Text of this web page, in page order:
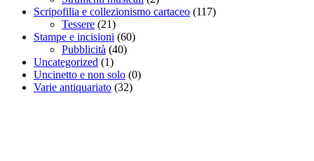
Scripofilia e collezionismo cartaceo (117)
Tessere (21)
Stampe e incisioni (60)
Pubblicità (40)
Uncategorized (1)
Uncinetto e non solo (0)
Varie antiquariato (32)